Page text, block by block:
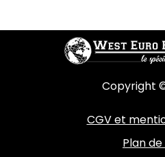
Copyright
CGV et
Plan